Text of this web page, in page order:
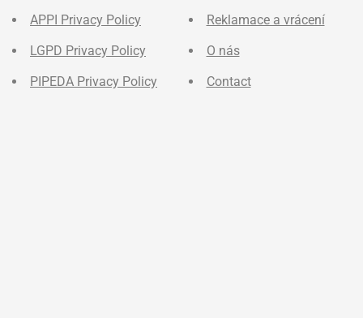
APPI Privacy Policy
LGPD Privacy Policy
PIPEDA Privacy Policy
Reklamace a vrácení
O nás
Contact